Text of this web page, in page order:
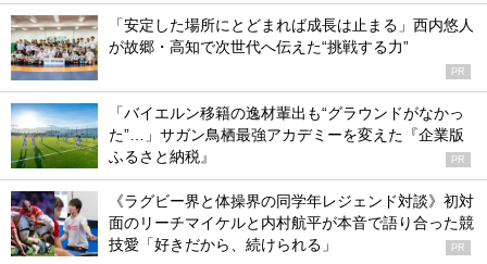
「安定した場所にとどまれば成長は止まる」西内悠人
が故郷・高知で次世代へ伝えた“挑戦する力”
PR
「バイエルン移籍の逸材輩出も“グラウンドがなかっ
た”…」サガン鳥栖最強アカデミーを変えた『企業版
ふるさと納税』
PR
《ラグビー界と体操界の同学年レジェンド対談》初対
面のリーチマイケルと内村航平が本音で語り合った競
技愛「好きだから、続けられる」
PR